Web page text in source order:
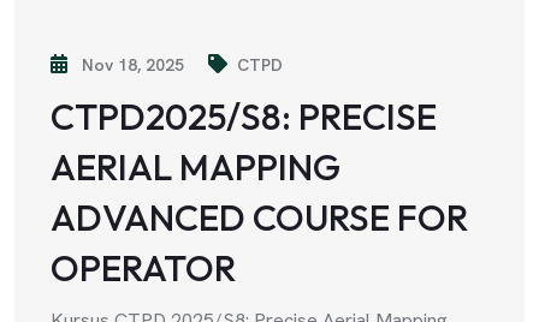
Nov 18, 2025 CTPD
CTPD2025/S8: PRECISE
AERIAL MAPPING
ADVANCED COURSE FOR
OPERATOR